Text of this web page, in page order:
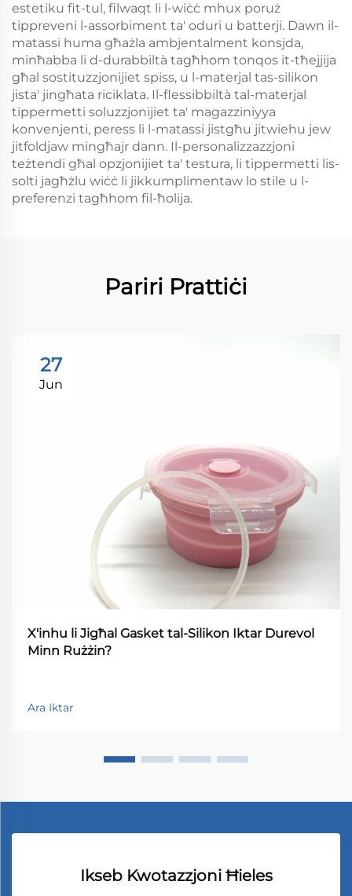
estetiku fit-tul, filwaqt li l-wiċċ mhux poruż
tippreveni l-assorbiment ta' oduri u batterji. Dawn il-
matassi huma għażla ambjentalment konsjda,
minħabba li d-durabbiltà tagħhom tonqos it-tħejjija
għal sostituzzjonijiet spiss, u l-materjal tas-silikon
jista' jingħata riciklata. Il-flessibbiltà tal-materjal
tippermetti soluzzjonijiet ta' magazziniyya
konvenjenti, peress li l-matassi jistgħu jitwiehu jew
jitfoldjaw mingħajr dann. Il-personalizzazzjoni
teżtendi għal opzjonijiet ta' testura, li tippermetti lis-
solti jagħżlu wiċċ li jikkumplimentaw lo stile u l-
preferenzi tagħhom fil-ħolija.
Pariri Prattiċi
27
Jun
X'inhu li Jigħal Gasket tal-Silikon Iktar Durevol
Minn Rużżin?
Ara Iktar
Ikseb Kwotazzjoni Ħieles